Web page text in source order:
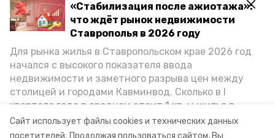
Сайт использует файлы cookies и технических данных
посетителей. Продолжая пользоваться сайтом, Вы
«Стабилизация после ажиотажа»:
что ждёт рынок недвижимости
Ставрополья в 2026 году
Для рынка жилья в Ставропольском крае 2026 год
начался с высокого показателя ввода
недвижимости и заметного разрыва цен между
столицей и городами Кавминвод. Сколько в I
квартале года в среднем стоит 1 кв. м жилья в
городах и округах региона, как изменился спрос на
первичку и вторичку, какова себестоимость
7 февраля 2025, 15:36
Молодые специалисты
пришли на работу в
районную больницу
20 мая 2025, 10:53
Школьник из Предгорья
получил грант 586 тыс.
руб. на реализацию
Все новости